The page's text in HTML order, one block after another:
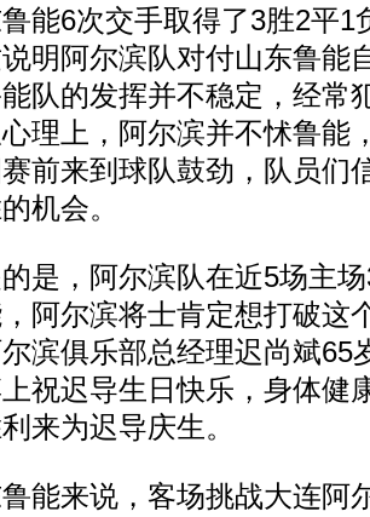
能6次交手取得了3胜2平1
明阿尔滨队对付山东鲁能
队的发挥并不稳定，经常
理上，阿尔滨并不怵鲁能
前来到球队鼓劲，队员们
机会。
，阿尔滨队在近5场主场
阿尔滨将士肯定想打破这
滨俱乐部总经理迟尚斌65
祝迟导生日快乐，身体健
来为迟导庆生。
来说，客场挑战大连阿